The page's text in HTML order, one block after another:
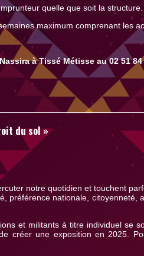
quelle que soit la structure.
maximum comprenant les
à Tissé Métisse au 02 51 84
du sol »
notre quotidien et touchent
préférence nationale, citoyenneté,
et militants à titre individuel se
créer une exposition en 2025.